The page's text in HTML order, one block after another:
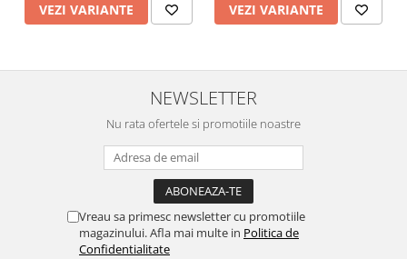
VEZI VARIANTE VEZI VARIANTE
NEWSLETTER
Nu rata ofertele si promotiile noastre
Vreau sa primesc newsletter cu promotiile
magazinului. Afla mai multe in Politica de
Confidentialitate